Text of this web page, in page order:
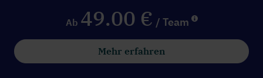
Ab 49.00 € / Team
Mehr erfahren